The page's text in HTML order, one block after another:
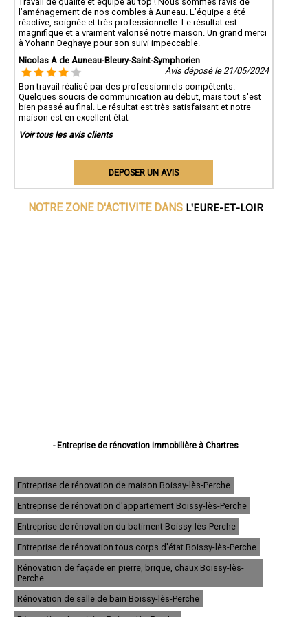
l’aménagement de nos combles à Auneau. L’équipe a été
réactive, soignée et très professionnelle. Le résultat est
magnifique et a vraiment valorisé notre maison. Un grand merci
à Yohann Deghaye pour son suivi impeccable.
Nicolas A de Auneau-Bleury-Saint-Symphorien
Avis déposé le 21/05/2024
Bon travail réalisé par des professionnels compétents.
Quelques soucis de communication au début, mais tout s'est
bien passé au final. Le résultat est très satisfaisant et notre
maison est en excellent état
Voir tous les avis clients
DEPOSER UN AVIS
NOTRE ZONE D'ACTIVITE DANS L'EURE-ET-LOIR
- Entreprise de rénovation immobilière à Chartres
- Entreprise de rénovation immobilière à Châteaudun
- Entreprise de rénovation immobilière à Vernouillet
- Entreprise de rénovation immobilière à Nogent-le-Rotrou
- Entreprise de rénovation immobilière à Mainvilliers
- Entreprise de rénovation immobilière à Luisant
- Entreprise de rénovation immobilière à Épernon
- Entreprise de rénovation immobilière à Lèves
- Entreprise de rénovation immobilière à Maintenon
- Entreprise de rénovation immobilière à Nogent-le-Roi
- Entreprise de rénovation immobilière à Auneau
Entreprise de rénovation de maison Boissy-lès-Perche
Entreprise de rénovation d'appartement Boissy-lès-Perche
Entreprise de rénovation du batiment Boissy-lès-Perche
Entreprise de rénovation tous corps d'état Boissy-lès-Perche
Rénovation de façade en pierre, brique, chaux Boissy-lès-
Perche
Rénovation de salle de bain Boissy-lès-Perche